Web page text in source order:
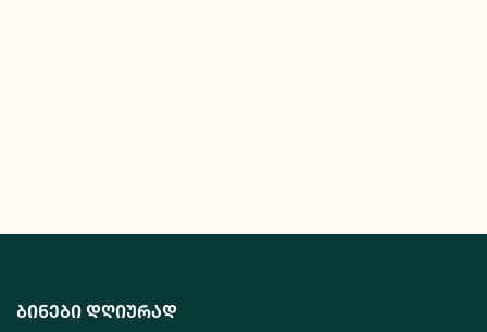
ბინები დღიურად